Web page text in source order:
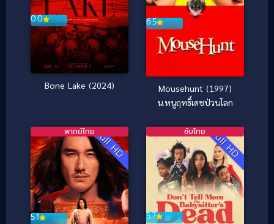
0.0
Bone Lake (2024)
6.5
Mousehunt (1997)
น.หนูฤทธิ์เดชป่วนโลก
Full HD
5.1
พากย์ไทย Full HD
5.7
ซับไทย